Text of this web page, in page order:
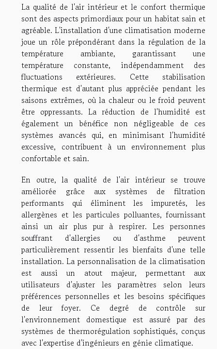
La qualité de l'air intérieur et le confort thermique
sont des aspects primordiaux pour un habitat sain et
agréable. L'installation d'une climatisation moderne
joue un rôle prépondérant dans la régulation de la
température ambiante, garantissant une
température constante, indépendamment des
fluctuations extérieures. Cette stabilisation
thermique est d'autant plus appréciée pendant les
saisons extrêmes, où la chaleur ou le froid peuvent
être oppressants. La réduction de l'humidité est
également un bénéfice non négligeable de ces
systèmes avancés qui, en minimisant l'humidité
excessive, contribuent à un environnement plus
confortable et sain.
En outre, la qualité de l'air intérieur se trouve
améliorée grâce aux systèmes de filtration
performants qui éliminent les impuretés, les
allergènes et les particules polluantes, fournissant
ainsi un air plus pur à respirer. Les personnes
souffrant d'allergies ou d'asthme peuvent
particulièrement ressentir les bienfaits d'une telle
installation. La personnalisation de la climatisation
est aussi un atout majeur, permettant aux
utilisateurs d'ajuster les paramètres selon leurs
préférences personnelles et les besoins spécifiques
de leur foyer. Ce degré de contrôle sur
l'environnement domestique est assuré par des
systèmes de thermorégulation sophistiqués, conçus
avec l'expertise d'ingénieurs en génie climatique.